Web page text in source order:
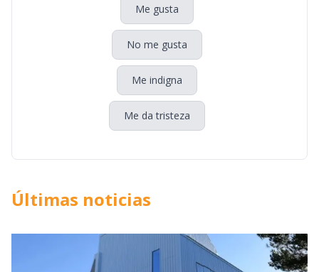
Me gusta
No me gusta
Me indigna
Me da tristeza
Últimas noticias